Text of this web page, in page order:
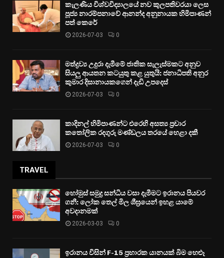
කැලණිය විශ්වවිද්‍යාලයේ නව කුලපතිවරයා ලෙස
පූජ්‍ය නාරම්පනාවේ ආනන්ද අනුනායක හිමිපාණන්
පත් කෙරේ
2026-07-03 0
මත්ද්‍රව්‍ය උදුරා දැමීමේ ජාතික සැලැස්මකට අනුව
සියලු ආයතන කටයුතු කළ යුතුයි: ජනාධිපති අනුර
කුමාර දිසානායකගෙන් දැඩි උපදෙස්
2026-07-03 0
කාදිනල් හිමිපාණන්ට එරෙහි අසත්‍ය ප්‍රචාර
කතෝලික රදගුරු මණ්ඩලය තරයේ හෙළා දකී
2026-07-03 0
TRAVEL
හෝමුස් සමුද්‍ර සන්ධිය වසා දැමීමට ඉරානය පියවර
ගනී: ලෝක තෙල් මිල ශීඝ්‍රයෙන් ඉහළ යාමේ
අවදානමක්
2026-03-03 0
ඉරානය විසින් F-15 ප්‍රහාරක යානයක් බිම හෙළූ